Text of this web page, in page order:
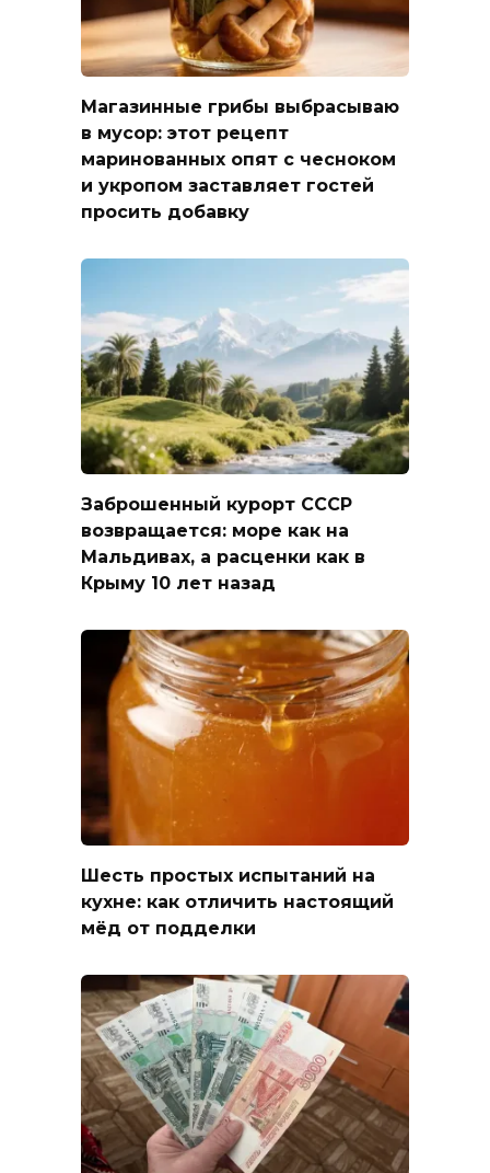
Магазинные грибы выбрасываю
в мусор: этот рецепт
маринованных опят с чесноком
и укропом заставляет гостей
просить добавку
Заброшенный курорт СССР
возвращается: море как на
Мальдивах, а расценки как в
Крыму 10 лет назад
Шесть простых испытаний на
кухне: как отличить настоящий
мёд от подделки